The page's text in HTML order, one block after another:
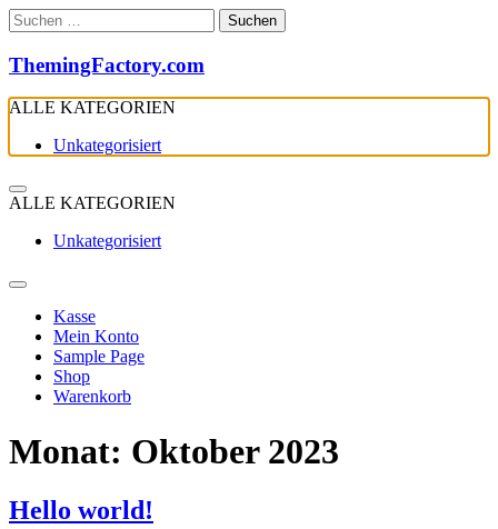
Zum
Inhalt
springen
Suchen
nach:
ThemingFactory.com
ALLE KATEGORIEN
Unkategorisiert
ALLE KATEGORIEN
Unkategorisiert
Kasse
Mein Konto
Sample Page
Shop
Warenkorb
Monat: Oktober 2023
Hello world!